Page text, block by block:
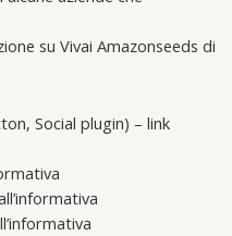
su Vivai Amazonseeds di
Social plugin) – link